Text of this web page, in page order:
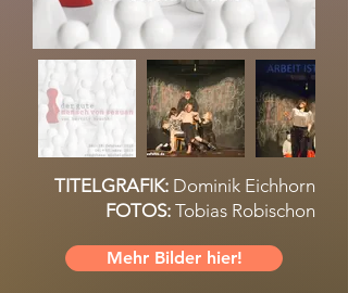
TITELGRAFIK: Dominik Eichhorn
FOTOS: Tobias Robischon
Mehr Bilder hier!